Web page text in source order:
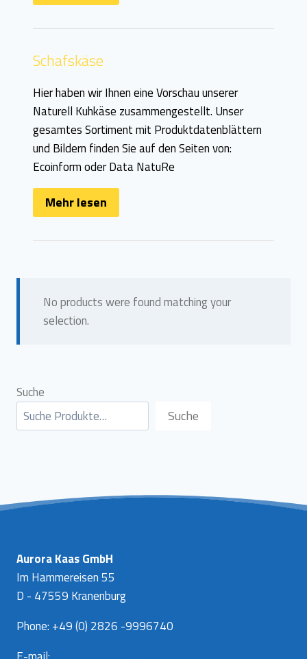
Schafskäse
Hier haben wir Ihnen eine Vorschau unserer
Naturell Kuhkäse zusammengestellt. Unser
gesamtes Sortiment mit Produktdatenblättern
und Bildern finden Sie auf den Seiten von:
Ecoinform oder Data NatuRe
Mehr lesen
No products were found matching your
selection.
Suche
Suche
Aurora Kaas GmbH
Im Hammereisen 55
D - 47559 Kranenburg
Phone: +49 (0) 2826 -9996740